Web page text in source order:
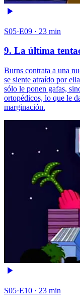
S05·E09 · 23 min
9. La última
Burns contrata a una
se siente atraído por
sólo le ponen gafas,
ortopédicos, lo que le
marginación.
S05·E10 · 23 min